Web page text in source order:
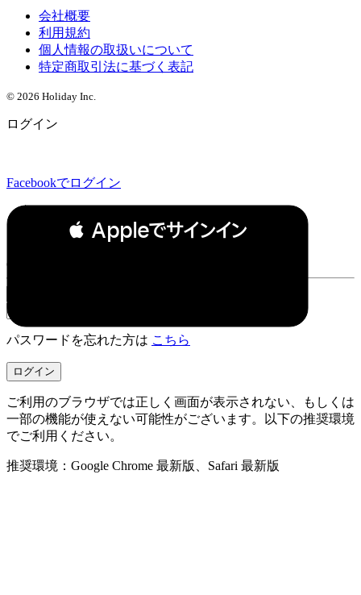
会社概要
利用規約
個人情報の取扱いについて
特定商取引法に基づく表記
© 2026 Holiday Inc.
ログイン
Facebookでログイン
 Appleでサインイン
or
パスワードを忘れた方は こちら
ご利用のブラウザでは正しく画面が表示されない、もしくは
一部の機能が使えない可能性がございます。以下の推奨環境
でご利用ください。
推奨環境：Google Chrome 最新版、Safari 最新版